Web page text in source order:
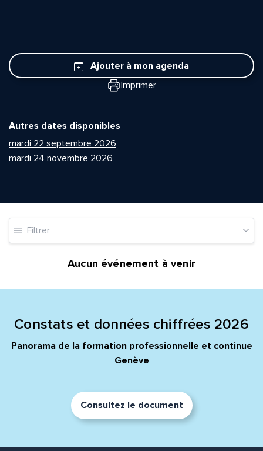
Ajouter à mon agenda
Imprimer
Autres dates disponibles
mardi 22 septembre 2026
mardi 24 novembre 2026
Filtrer
Aucun événement à venir
Constats et données chiffrées 2026
Panorama de la formation professionnelle et continue
Genève
Consultez le document
Message*
Quelle est la pertinence de cette page?
Commentaire*